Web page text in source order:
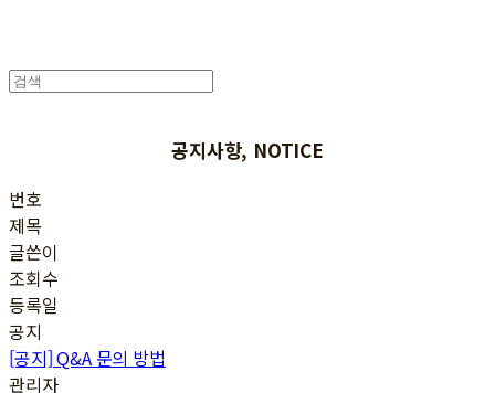
공지사항, NOTICE
번호
제목
글쓴이
조회수
등록일
공지
[공지]Q&A 문의 방법
관리자